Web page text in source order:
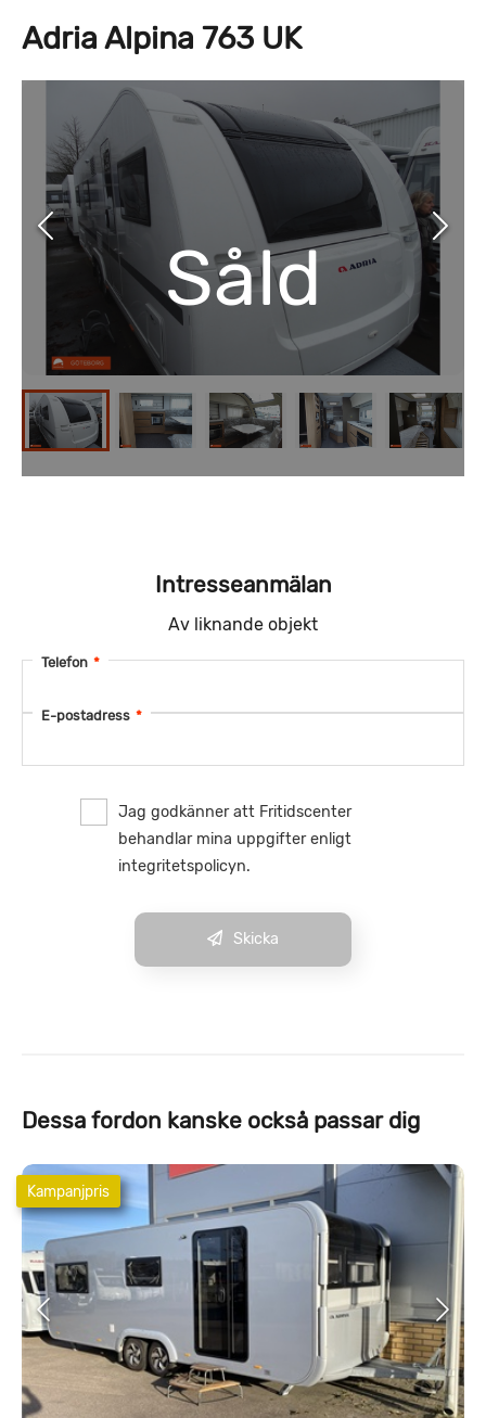
Adria Alpina 763 UK
Såld
Intresseanmälan
Av liknande objekt
Telefon *
E-postadress *
Jag godkänner att Fritidscenter
behandlar mina uppgifter enligt
integritetspolicyn.
Skicka
Dessa fordon kanske också passar dig
Kampanjpris